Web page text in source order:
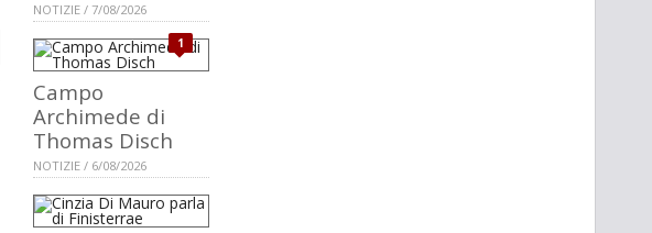
NOTIZIE / 7/08/2026
1
Campo
Archimede di
Thomas Disch
NOTIZIE / 6/08/2026